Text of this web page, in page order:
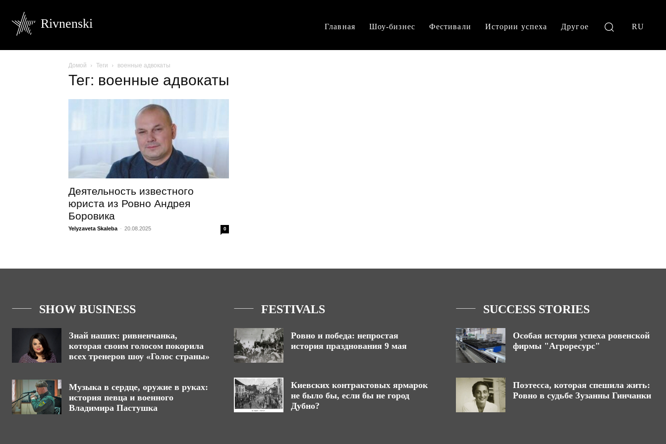
Rivnenski Главная Шоу-бизнес Фестивали Истории успеха Другое RU
Домой Теги военные адвокаты
Тег: военные адвокаты
Деятельность известного
юриста из Ровно Андрея
Боровика
Yelyzaveta Skaleba - 20.08.2025 0
SHOW BUSINESS
Знай наших: ривненчанка,
которая своим голосом покорила
всех тренеров шоу «Голос страны»
Музыка в сердце, оружие в руках:
история певца и военного
Владимира Пастушка
FESTIVALS
Ровно и победа: непростая
история празднования 9 мая
Киевских контрактовых ярмарок
не было бы, если бы не город
Дубно?
SUCCESS STORIES
Особая история успеха ровенской
фирмы "Агроресурс"
Поэтесса, которая спешила жить:
Ровно в судьбе Зузанны Гинчанки